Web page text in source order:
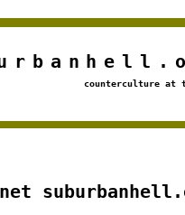
counterculture at